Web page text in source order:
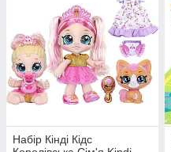
Набір Кінді Кідс